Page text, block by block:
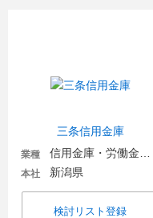
三条信用金庫
業種
本社 新潟県
検討リスト登録